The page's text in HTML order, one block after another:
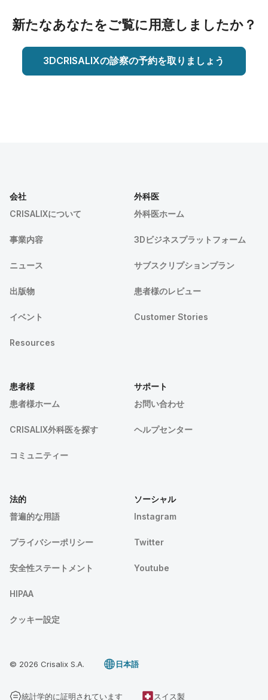
新たなあなたをご覧に用意しましたか？
3DCRISALIXの診察の予約を取りましょう
会社
CRISALIXについて
事業内容
ニュース
出版物
イベント
Resources
外科医
外科医ホーム
3Dビジネスプラットフォーム
サブスクリプションプラン
患者様のレビュー
Customer Stories
患者様
患者様ホーム
CRISALIX外科医を探す
コミュニティー
サポート
お問い合わせ
ヘルプセンター
法的
普遍的な用語
プライバシーポリシー
安全性ステートメント
HIPAA
クッキー設定
ソーシャル
Instagram
Twitter
Youtube
© 2026 Crisalix S.A. 日本語
統計学的に証明されています スイス製